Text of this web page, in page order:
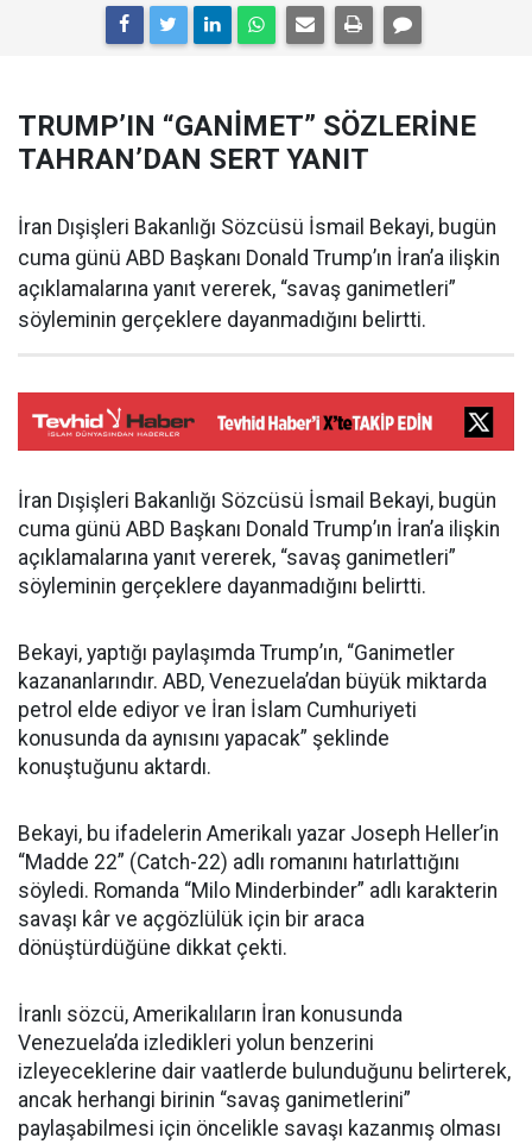
TRUMP’IN “GANİMET” SÖZLERİNE
TAHRAN’DAN SERT YANIT
İran Dışişleri Bakanlığı Sözcüsü İsmail Bekayi, bugün
cuma günü ABD Başkanı Donald Trump’ın İran’a ilişkin
açıklamalarına yanıt vererek, “savaş ganimetleri”
söyleminin gerçeklere dayanmadığını belirtti.
İran Dışişleri Bakanlığı Sözcüsü İsmail Bekayi, bugün
cuma günü ABD Başkanı Donald Trump’ın İran’a ilişkin
açıklamalarına yanıt vererek, “savaş ganimetleri”
söyleminin gerçeklere dayanmadığını belirtti.
Bekayi, yaptığı paylaşımda Trump’ın, “Ganimetler
kazananlarındır. ABD, Venezuela’dan büyük miktarda
petrol elde ediyor ve İran İslam Cumhuriyeti
konusunda da aynısını yapacak” şeklinde
konuştuğunu aktardı.
Bekayi, bu ifadelerin Amerikalı yazar Joseph Heller’in
“Madde 22” (Catch-22) adlı romanını hatırlattığını
söyledi. Romanda “Milo Minderbinder” adlı karakterin
savaşı kâr ve açgözlülük için bir araca
dönüştürdüğüne dikkat çekti.
İranlı sözcü, Amerikalıların İran konusunda
Venezuela’da izledikleri yolun benzerini
izleyeceklerine dair vaatlerde bulunduğunu belirterek,
ancak herhangi birinin “savaş ganimetlerini”
paylaşabilmesi için öncelikle savaşı kazanmış olması